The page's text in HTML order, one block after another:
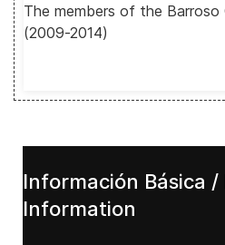
The members of the Barroso
(2009-2014)
Información Básica /
Information